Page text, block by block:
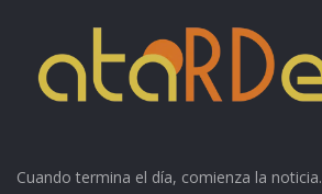
Cuando termina el día, comienza la noticia.